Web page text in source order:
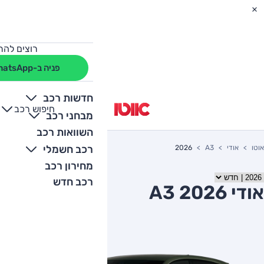
רוצים
פניה ב-WhatsApp
חדשות רכב
מבחני רכב
השוואות רכב
רכב חשמלי
מחירון רכב
רכב חדש
חיפוש רכב
+
-
אוטו אודי A3
2026
אודי A3 2026